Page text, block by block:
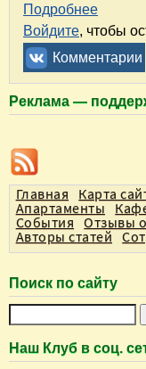
Подробнее
Войдите, чтобы
Комментарии
Реклама —
Главная Карта
Апартаменты
События Отзывы
Авторы статей
Поиск по сайту
и
Наш Клуб в соц.